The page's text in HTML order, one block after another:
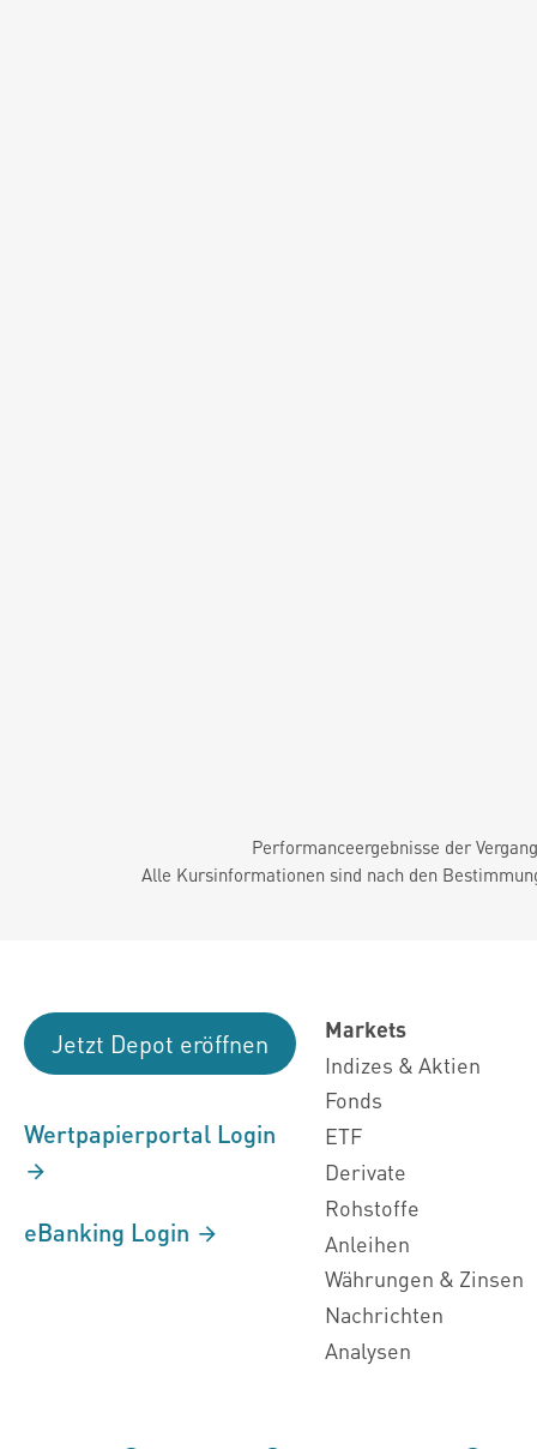
Performanceergebnisse der
Alle Kursinformationen sind nach den
Jetzt Depot eröffnen
Wertpapierportal Login
eBanking Login
Markets
Indizes & Aktien
Fonds
ETF
Derivate
Rohstoffe
Anleihen
Währungen & Zinsen
Nachrichten
Analysen